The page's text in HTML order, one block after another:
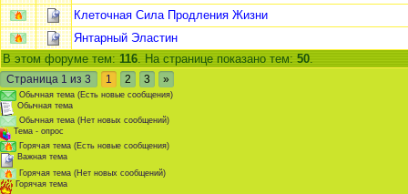
Клеточная Сила Продления Жизни
Янтарный Эластин
В этом форуме тем: 116. На странице показано тем: 50.
Страница 1 из 3 1 2 3 »
Обычная тема (Есть новые сообщения)
Обычная тема
Обычная тема (Нет новых сообщений)
Тема - опрос
Горячая тема (Есть новые сообщения)
Важная тема
Горячая тема (Нет новых сообщений)
Горячая тема